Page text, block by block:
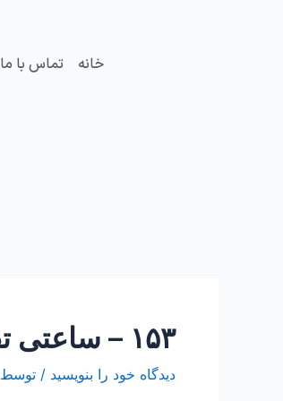
خانه تماس با ما
۱۵۳ – ساعتی تفکر ۳۹ ” بودن یا شدن”
دیدگاه‌ خود را بنویسید / توسط